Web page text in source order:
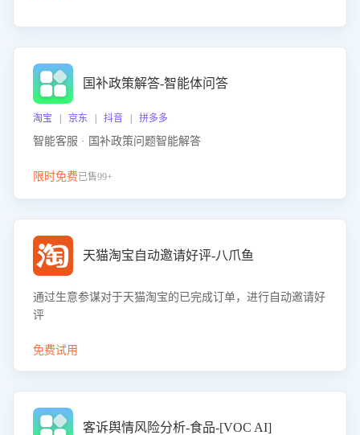
国补政策解答-智能体问答
淘宝 | 京东 | 抖音 | 拼多多
智能客服 · 国补政策问题智能解答
限时免费已售99+
天猫淘宝自动邀请好评-八爪鱼
通过生意参谋对于天猫淘宝的已完成订单，进行自动邀请好
评
免费试用
客诉舆情风险分析-食品-[VOC AI]